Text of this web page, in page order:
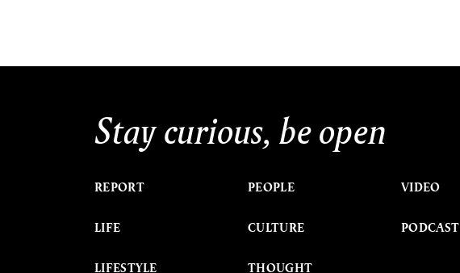
Stay curious, be open
REPORT
LIFE
LIFESTYLE
PEOPLE
CULTURE
THOUGHT
VIDEO
PODCAST